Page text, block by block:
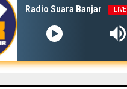
Radio Suara Banjar LIVE